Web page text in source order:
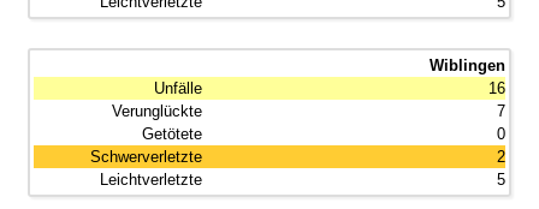
Wiblingen
16
7
0
2
5